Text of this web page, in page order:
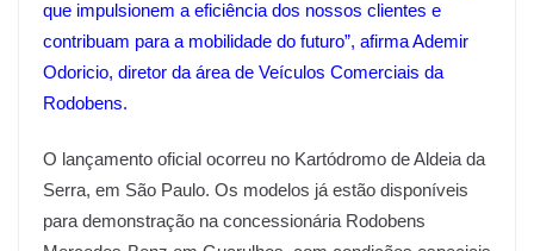
que impulsionem a eficiência dos nossos clientes e
contribuam para a mobilidade do futuro”, afirma Ademir
Odoricio, diretor da área de Veículos Comerciais da
Rodobens.
O lançamento oficial ocorreu no Kartódromo de Aldeia da
Serra, em São Paulo. Os modelos já estão disponíveis
para demonstração na concessionária Rodobens